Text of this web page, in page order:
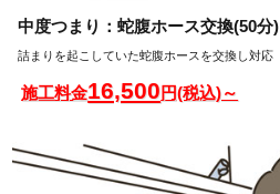
中度つまり：蛇腹ホース交換(50分)
詰まりを起こしていた蛇腹ホースを交換し対応
施工料金16,500円(税込)～